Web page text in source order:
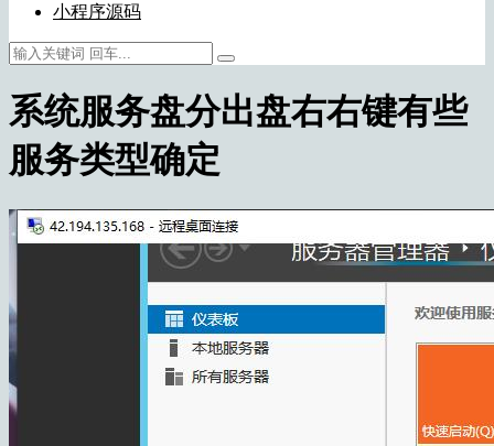
小程序源码
系统服务盘分出盘右右键有些
服务类型确定